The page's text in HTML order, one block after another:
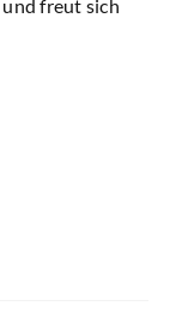
freut sich